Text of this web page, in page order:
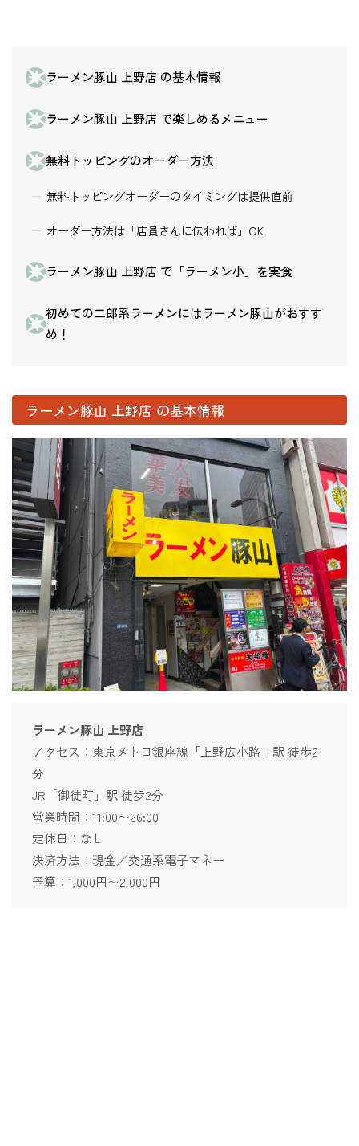
ラーメン豚山 上野店 の基本情報
ラーメン豚山 上野店 で楽しめるメニュー
無料トッピングのオーダー方法
無料トッピングオーダーのタイミングは提供直前
オーダー方法は「店員さんに伝われば」OK
ラーメン豚山 上野店 で「ラーメン小」を実食
初めての二郎系ラーメンにはラーメン豚山がおすす
め！
ラーメン豚山 上野店 の基本情報
ラーメン豚山 上野店
アクセス：東京メトロ銀座線「上野広小路」駅 徒歩2
分
JR「御徒町」駅 徒歩2分
営業時間：11:00〜26:00
定休日：なし
決済方法：現金／交通系電子マネー
予算：1,000円〜2,000円